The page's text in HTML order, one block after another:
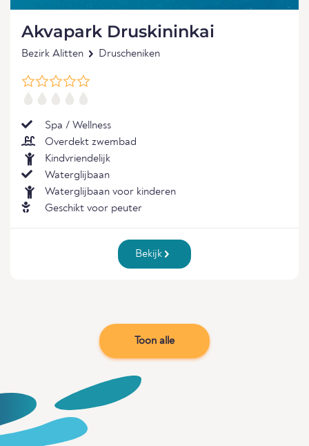
Akvapark Druskininkai
Bezirk Alitten Druscheniken
Spa / Wellness
Overdekt zwembad
Kindvriendelijk
Waterglijbaan
Waterglijbaan voor kinderen
Geschikt voor peuter
Bekijk
Toon alle